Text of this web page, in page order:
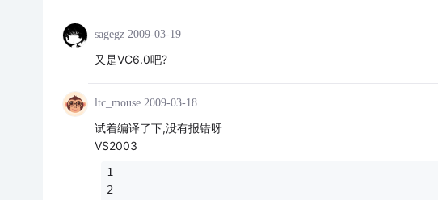
sagegz 2009-03-19
又是VC6.0吧?
ltc_mouse 2009-03-18
试着编译了下,没有报错呀
VS2003